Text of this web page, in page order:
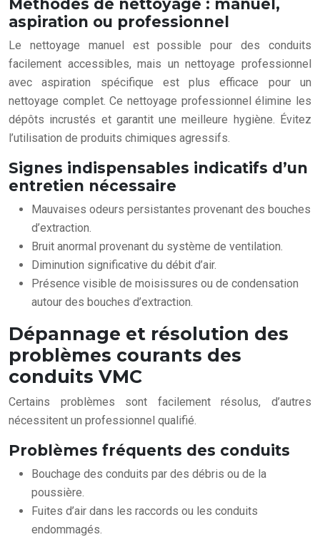
Méthodes de nettoyage : manuel,
aspiration ou professionnel
Le nettoyage manuel est possible pour des conduits
facilement accessibles, mais un nettoyage professionnel
avec aspiration spécifique est plus efficace pour un
nettoyage complet. Ce nettoyage professionnel élimine les
dépôts incrustés et garantit une meilleure hygiène. Évitez
l’utilisation de produits chimiques agressifs.
Signes indispensables indicatifs d’un
entretien nécessaire
Mauvaises odeurs persistantes provenant des bouches
d’extraction.
Bruit anormal provenant du système de ventilation.
Diminution significative du débit d’air.
Présence visible de moisissures ou de condensation
autour des bouches d’extraction.
Dépannage et résolution des
problèmes courants des
conduits VMC
Certains problèmes sont facilement résolus, d’autres
nécessitent un professionnel qualifié.
Problèmes fréquents des conduits
Bouchage des conduits par des débris ou de la
poussière.
Fuites d’air dans les raccords ou les conduits
endommagés.